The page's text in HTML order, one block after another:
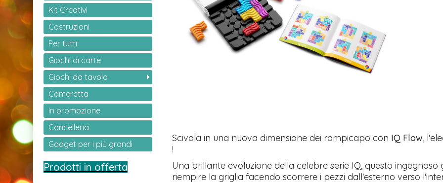
Scivola in una nuova dimensione dei rompicapo con IQ Flow ,
!
Una brillante evoluzione della celebre serie IQ, questo
riempire la griglia facendo scorrere i pezzi dall'esterno verso
Kit Creativi
Costruzioni
Per tutti
Giochi di carte
Giochi da tavolo
Cameretta
In promozione
Cancelleria
Gadget per i più grandi
Prodotti in offerta